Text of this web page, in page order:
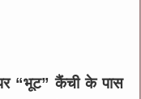
“भूट” कैंची के पास